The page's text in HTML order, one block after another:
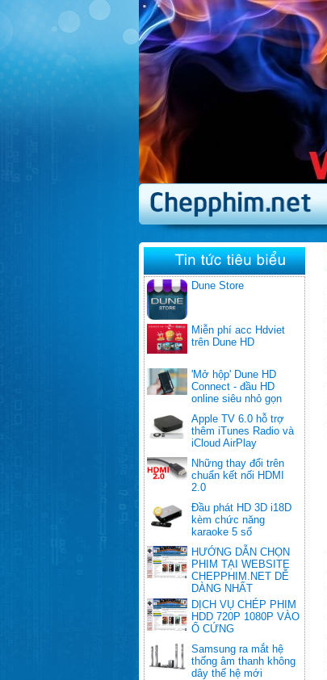
Dune Store
Miễn phí acc Hdviet
trên Dune HD
'Mở hộp' Dune HD
Connect - đầu HD
online siêu nhỏ gọn
Apple TV 6.0 hỗ trợ
thêm iTunes Radio và
iCloud AirPlay
Những thay đổi trên
chuẩn kết nối HDMI
2.0
Đầu phát HD 3D i18D
kèm chức năng
karaoke 5 số
HƯỚNG DẪN CHỌN
PHIM TẠI WEBSITE
CHEPPHIM.NET DỄ
DÀNG NHẤT
DỊCH VỤ CHÉP PHIM
HDD 720P 1080P VÀO
Ổ CỨNG
Samsung ra mắt hệ
thống âm thanh không
dây thế hệ mới